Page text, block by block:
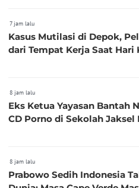
7 jam lalu
Kasus Mutilasi di Depok,
dari Tempat Kerja Saat Hari
8 jam lalu
Eks Ketua Yayasan Bantah
CD Porno di Sekolah
8 jam lalu
Prabowo Sedih Indonesia